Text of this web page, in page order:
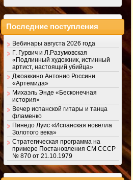
Последние поступления
Вебинары августа 2026 года
Г. Гурвич и Л.Разумовская
«Подлинный художник, истинный
артист, настоящий убийца»
Джоаккино Антонио Россини
«Артемида»
Михаэль Энде «Бесконечная
история»
Вечер испанской гитары и танца
фламенко
Пинедо Луис «Испанская новелла
Золотого века»
Стратегическая программа на
примере Постановления СМ СССР
№ 870 от 21.10.1979